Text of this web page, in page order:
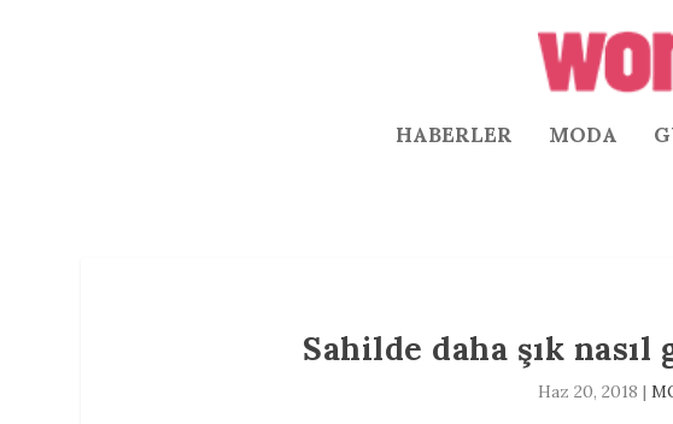
HABERLER MODA
Sahilde daha şık
Haz 20, 2018 |